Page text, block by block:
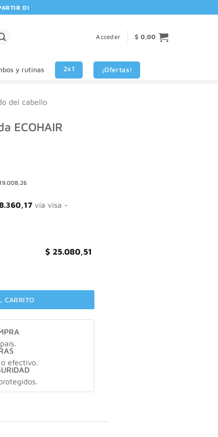
DE $80.000! 🚚 | 💳 3 CUOTAS SIN INTERES VISA - MASTERCARD
Acceder $ 0,00
y rutinas 2x1 ¡Ofertas!
del cabello
ECOHAIR
vía visa -
$ 25.080,51
CARRITO
efectivo.